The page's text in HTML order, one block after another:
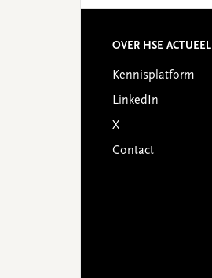
Interactions
Footer
OVER HSE ACTUEEL
Kennisplatform
LinkedIn
X
Contact